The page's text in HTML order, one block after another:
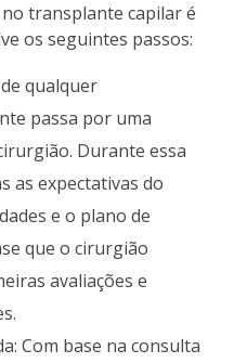
transplante capilar é
os seguintes passos:
qualquer
passa por uma
Durante essa
as expectativas do
e o plano de
que o cirurgião
avaliações e
Com base na consulta